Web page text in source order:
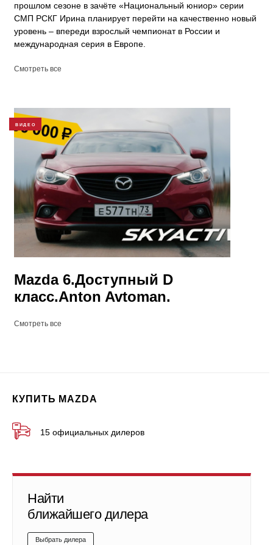
прошлом сезоне в зачёте «Национальный юниор» серии
СМП РСКГ Ирина планирует перейти на качественно новый
уровень – впереди взрослый чемпионат в России и
международная серия в Европе.
Смотреть все
ВИДЕО
Mazda 6.Доступный D
класс.Anton Avtoman.
Смотреть все
КУПИТЬ MAZDA
15 официальных дилеров
Найти
ближайшего дилера
Выбрать дилера